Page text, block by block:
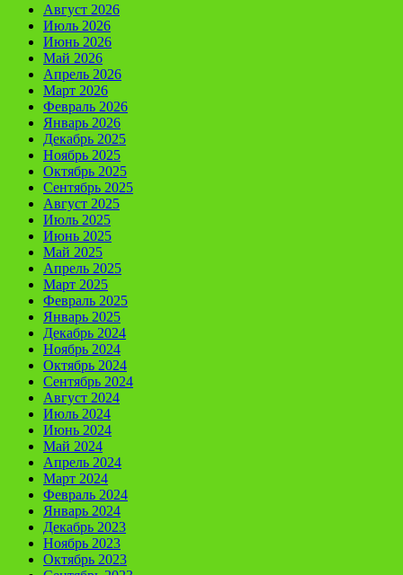
Август 2026
Июль 2026
Июнь 2026
Май 2026
Апрель 2026
Март 2026
Февраль 2026
Январь 2026
Декабрь 2025
Ноябрь 2025
Октябрь 2025
Сентябрь 2025
Август 2025
Июль 2025
Июнь 2025
Май 2025
Апрель 2025
Март 2025
Февраль 2025
Январь 2025
Декабрь 2024
Ноябрь 2024
Октябрь 2024
Сентябрь 2024
Август 2024
Июль 2024
Июнь 2024
Май 2024
Апрель 2024
Март 2024
Февраль 2024
Январь 2024
Декабрь 2023
Ноябрь 2023
Октябрь 2023